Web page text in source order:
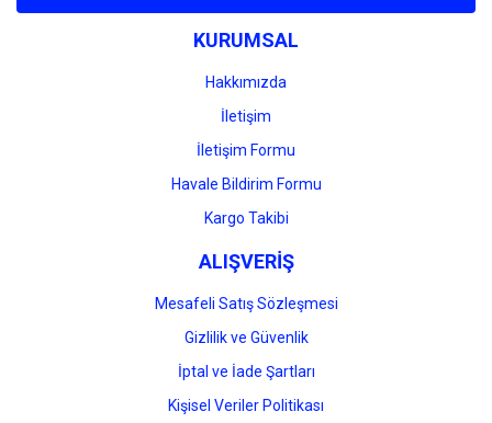
Ürün bilgilerinde hatalar bulunuyor.
Ürün fiyatı diğer sitelerden daha pahalı.
Gönder
KURUMSAL
Hakkımızda
İletişim
İletişim Formu
Havale Bildirim Formu
Kargo Takibi
ALIŞVERİŞ
Mesafeli Satış Sözleşmesi
Gizlilik ve Güvenlik
İptal ve İade Şartları
Kişisel Veriler Politikası